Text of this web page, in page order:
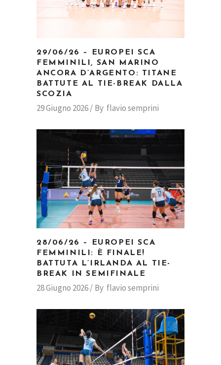
29/06/26 – EUROPEI SCA
FEMMINILI, SAN MARINO
ANCORA D’ARGENTO: TITANE
BATTUTE AL TIE-BREAK DALLA
SCOZIA
29 Giugno 2026 By flavio semprini
28/06/26 – EUROPEI SCA
FEMMINILI: È FINALE!
BATTUTA L’IRLANDA AL TIE-
BREAK IN SEMIFINALE
28 Giugno 2026 By flavio semprini